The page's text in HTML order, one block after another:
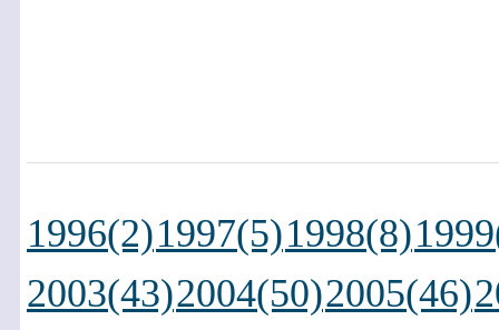
1996(2)1997(5)1998(8)
2003(43)2004(50)2005(46)